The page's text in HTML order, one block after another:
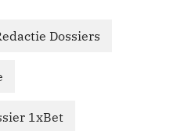
Dossiers
1xBet